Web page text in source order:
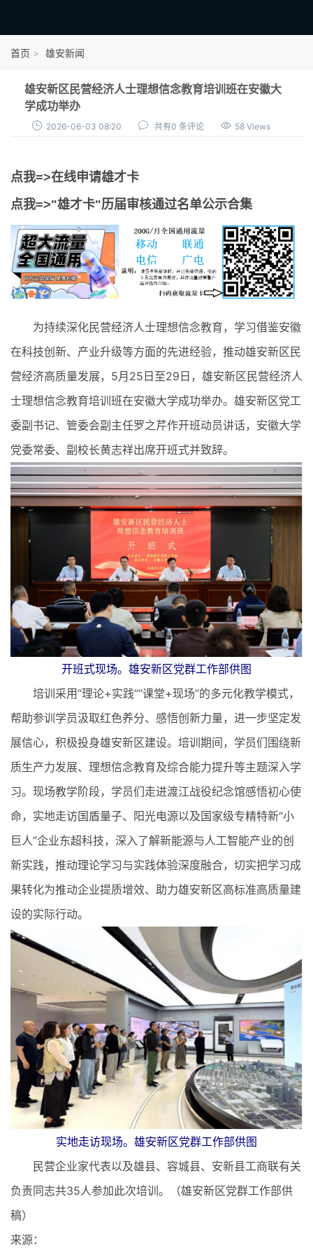
审核通过公示
首页 雄安新闻
雄安新区民营经济人士理想信念教育培训班在安徽大
学成功举办
2026-06-03 08:20 共有0 条评论 58 Views
点我=>在线申请雄才卡
点我=>"雄才卡"历届审核通过名单公示合集
为持续深化民营经济人士理想信念教育，学习借鉴安徽
在科技创新、产业升级等方面的先进经验，推动雄安新区民
营经济高质量发展，5月25日至29日，雄安新区民营经济人
士理想信念教育培训班在安徽大学成功举办。雄安新区党工
委副书记、管委会副主任罗之芹作开班动员讲话，安徽大学
党委常委、副校长黄志祥出席开班式并致辞。
开班式现场。雄安新区党群工作部供图
培训采用“理论+实践”“课堂+现场”的多元化教学模式，
帮助参训学员汲取红色养分、感悟创新力量，进一步坚定发
展信心，积极投身雄安新区建设。培训期间，学员们围绕新
质生产力发展、理想信念教育及综合能力提升等主题深入学
习。现场教学阶段，学员们走进渡江战役纪念馆感悟初心使
命，实地走访国盾量子、阳光电源以及国家级专精特新“小
巨人”企业东超科技，深入了解新能源与人工智能产业的创
新实践，推动理论学习与实践体验深度融合，切实把学习成
果转化为推动企业提质增效、助力雄安新区高标准高质量建
设的实际行动。
实地走访现场。雄安新区党群工作部供图
民营企业家代表以及雄县、容城县、安新县工商联有关
负责同志共35人参加此次培训。（雄安新区党群工作部供
稿）
来源：